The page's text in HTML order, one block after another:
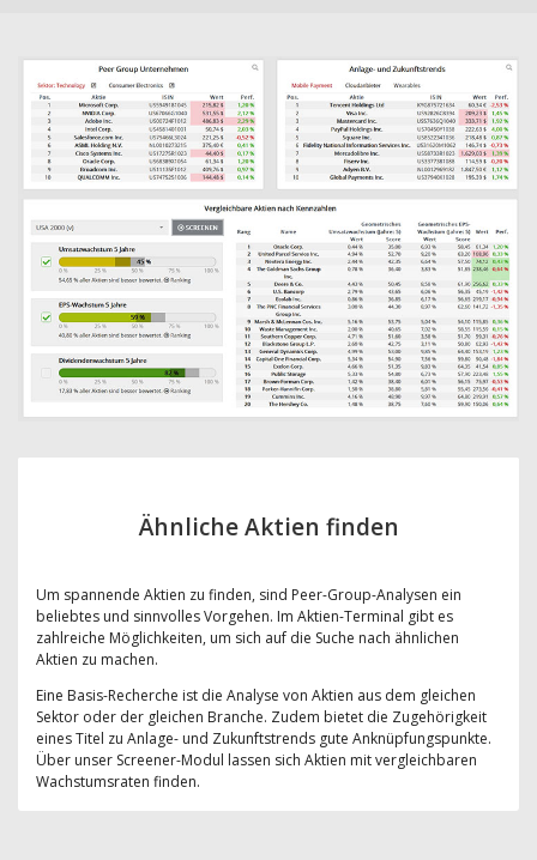
Ähnliche Aktien finden
Um spannende Aktien zu finden, sind Peer-Group-Analysen ein
beliebtes und sinnvolles Vorgehen. Im Aktien-Terminal gibt es
zahlreiche Möglichkeiten, um sich auf die Suche nach ähnlichen
Aktien zu machen.
Eine Basis-Recherche ist die Analyse von Aktien aus dem gleichen
Sektor oder der gleichen Branche. Zudem bietet die Zugehörigkeit
eines Titel zu Anlage- und Zukunftstrends gute Anknüpfungspunkte.
Über unser Screener-Modul lassen sich Aktien mit vergleichbaren
Wachstumsraten finden.